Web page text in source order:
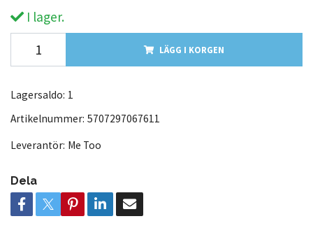
I lager.
LÄGG I KORGEN
Lagersaldo: 1
Artikelnummer: 5707297067611
Leverantör: Me Too
Dela